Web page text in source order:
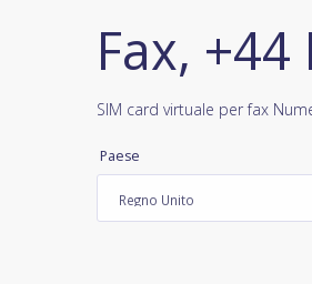
Fax,
SIM card virtuale per fax
Paese